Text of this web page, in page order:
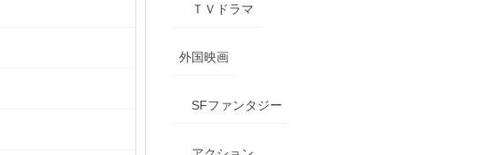
ＴＶドラマ
外国映画
SFファンタジー